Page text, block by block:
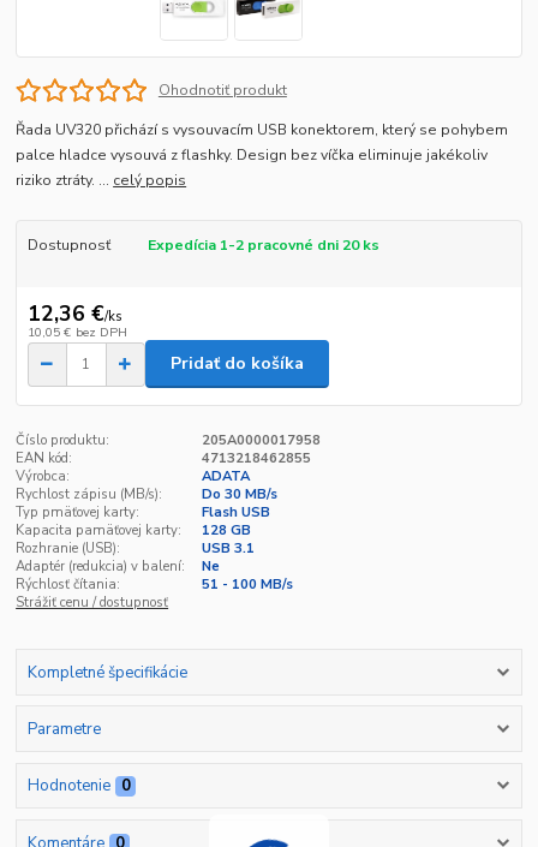
Ohodnotiť produkt
Řada UV320 přichází s vysouvacím USB konektorem, který se pohybem
palce hladce vysouvá z flashky. Design bez víčka eliminuje jakékoliv
riziko ztráty. ... celý popis
Dostupnosť Expedícia 1-2 pracovné dni 20 ks
12,36 €/ks
10,05 € bez DPH
Pridať do košíka
Číslo produktu:
205A0000017958
EAN kód:
4713218462855
Výrobca:
ADATA
Rychlost zápisu (MB/s):
Do 30 MB/s
Typ pmäťovej karty:
Flash USB
Kapacita pamäťovej karty:
128 GB
Rozhranie (USB):
USB 3.1
Adaptér (redukcia) v balení:
Ne
Rýchlosť čítania:
51 - 100 MB/s
Strážiť cenu / dostupnosť
Kompletné špecifikácie
Parametre
Hodnotenie 0